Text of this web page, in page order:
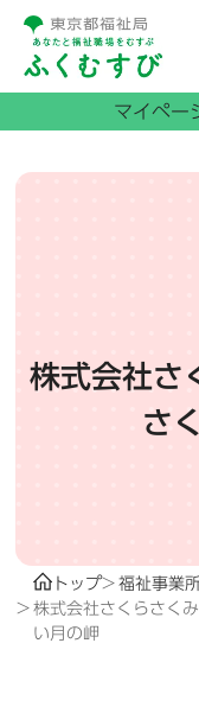
株式会社さ
さ
トップ
福祉事業
株式会社さくらさく
い月の岬